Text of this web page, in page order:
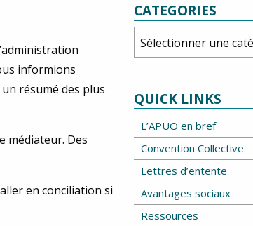
informions
résumé des plus
médiateur. Des
en conciliation si
CATEGORIES
QUICK LINKS
L’APUO en bref
Convention Collective
Lettres d’entente
Avantages sociaux
Ressources